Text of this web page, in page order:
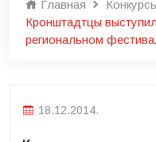
Главная
Кронштадтцы
региональном
18.12.2014.